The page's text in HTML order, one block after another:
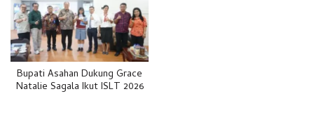
Bupati Asahan Dukung Grace
Natalie Sagala Ikut ISLT 2026